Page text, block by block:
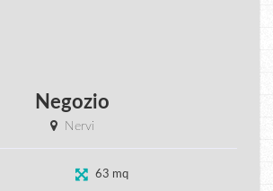
Negozio
Nervi
63 mq